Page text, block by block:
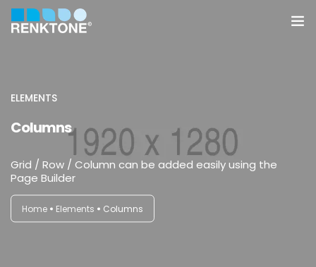
Kurumsal
Hizmetler
Ürünler
Sektörler
ELEMENTS
Columns
Grid / Row / Column can be added easily using the
Page Builder
Home Elements Columns